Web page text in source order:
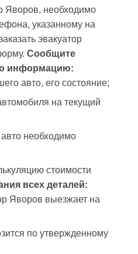
Яворов, необходимо
указанному на
эвакуатор
Сообщите
информацию:
авто, его состояние;
на текущий
необходимо
стоимости
всех деталей:
Яворов выезжает на
по утвержденному